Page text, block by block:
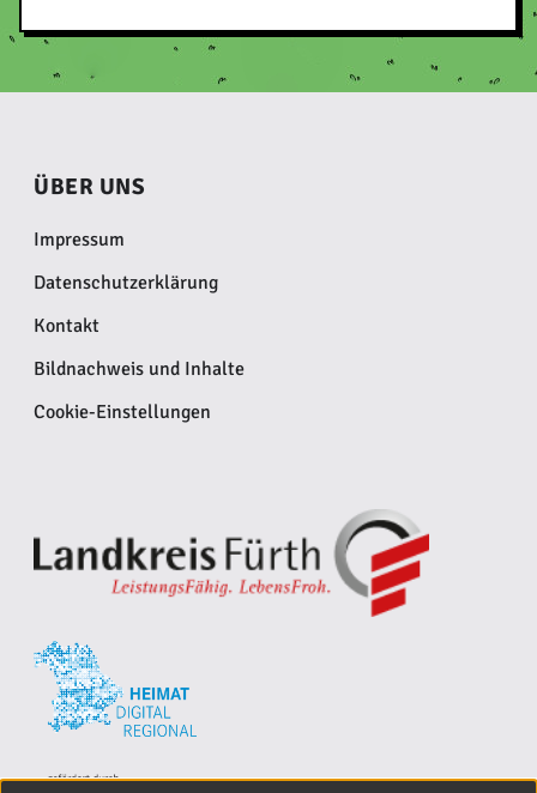
ÜBER UNS
Impressum
Datenschutzerklärung
Kontakt
Bildnachweis und Inhalte
Cookie-Einstellungen